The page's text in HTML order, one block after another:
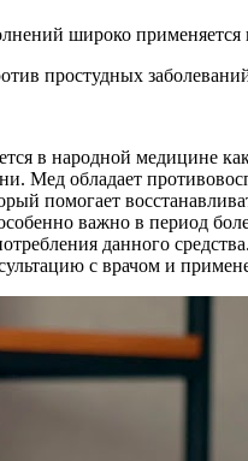
широко
простудных
в народной медицине
Мед обладает
помогает
важно в период
данного
с врачом и